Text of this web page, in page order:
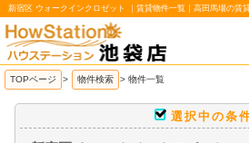
新宿区 ウォークインクロゼット ｜賃貸物件一覧｜高田馬場の賃
/
TOPページ > 物件検索 > 物件一覧
選択中の条